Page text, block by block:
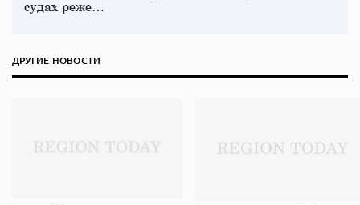
судах реже…
ДРУГИЕ НОВОСТИ